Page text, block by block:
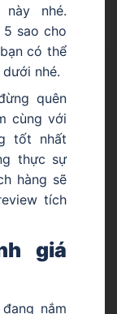
nhé.
5 sao cho
có thể
nhé.
quên
cùng với
tốt nhất
thực sự
hàng sẽ
tích
giá
nắm